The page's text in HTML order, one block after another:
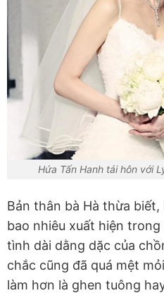
Hứa Tấn Hanh tái hôn với
Bản thân bà Hà thừa
bao nhiêu xuất hiện
tình dài dằng dặc của
chắc cũng đã quá mệt
làm hơn là ghen tuông